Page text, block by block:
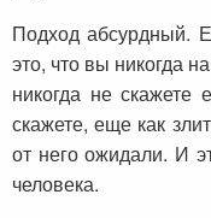
Подход абсурдный.
это, что вы никогда
никогда не
скажете, еще как
от него ожидали. И
человека.